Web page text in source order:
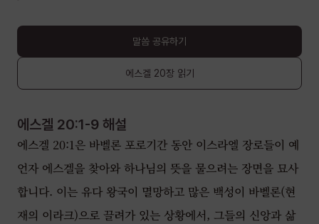
말씀 공유하기
에스겔 20장읽기
에스겔 20:1-9 해설
에스겔 20:1은 바벨론 포로기간 동안 이스라엘 장로들이 예
언자 에스겔을 찾아와 하나님의 뜻을 물으려는 장면을 묘사
합니다. 이는 유다 왕국이 멸망하고 많은 백성이 바벨론(현
재의 이라크)으로 끌려가 있는 상황에서, 그들의 신앙과 삶